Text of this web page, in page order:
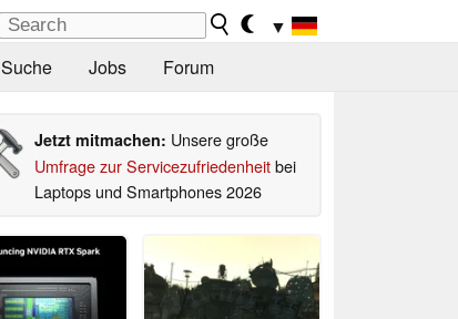
▼
Suche Jobs Forum
Jetzt mitmachen: Unsere große
Umfrage zur Servicezufriedenheitbei
Laptops und Smartphones 2026